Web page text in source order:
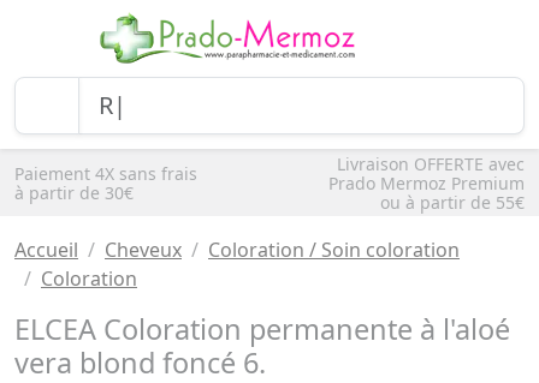
Paiement 4X sans frais
à partir de 30€
Livraison OFFERTE avec
Prado Mermoz Premium
ou à partir de 55€
Accueil Cheveux
Coloration / Soin coloration
Coloration
ELCEA Coloration permanente à l'aloé
vera blond foncé 6.